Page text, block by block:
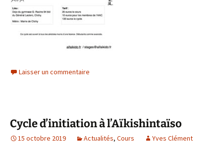
Laisser un commentaire
Cycle d’initiation à l’Aïkishintaïso
15 octobre 2019 Actualités, Cours Yves Clément